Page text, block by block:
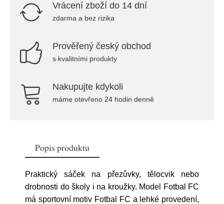
Vrácení zboží do 14 dní
zdarma a bez rizika
Prověřený český obchod
s kvalitními produkty
Nakupujte kdykoli
máme otevřeno 24 hodin denně
Popis produktu
Praktický sáček na přezůvky, tělocvik nebo
drobnosti do školy i na kroužky. Model Fotbal FC
má sportovní motiv Fotbal FC a lehké provedení,